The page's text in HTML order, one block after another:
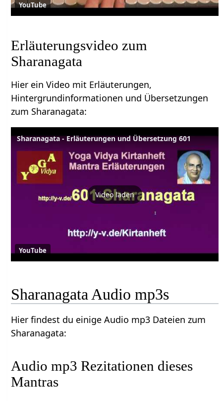
YouTube
Erläuterungsvideo zum
Sharanagata
Hier ein Video mit Erläuterungen,
Hintergrundinformationen und Übersetzungen
zum Sharanagata:
Sharanagata - Erläuterungen und Übersetzung 601
Video laden
YouTube
Sharanagata Audio mp3s
Hier findest du einige Audio mp3 Dateien zum
Sharanagata:
Audio mp3 Rezitationen dieses
Mantras